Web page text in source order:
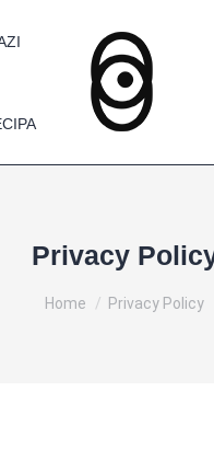
Privacy
You are here:
Home Privacy Policy